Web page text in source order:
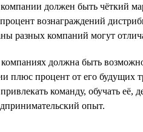
должен быть чёткий
вознаграждений
разных компаний могут
должна быть
плюс процент от его будущих
команду, обучать её,
опыт.